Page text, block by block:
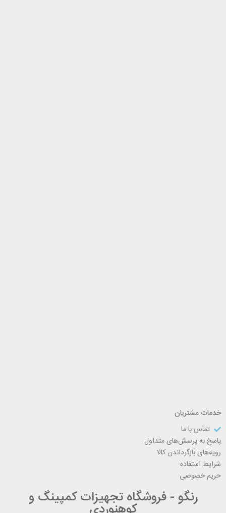
خدمات مشتریان
تماس با ما
پاسخ به پرسش‌های متداول
رویه‌های بازگرداندن کالا
شرایط استفاده
حریم خصوصی
رنگو - فروشگاه تجهیزات کمپینگ و